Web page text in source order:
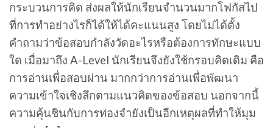
กระบวนการคิด ส่งผลให้นักเรียนจำนวนมากโฟกัสไป
ที่การทำอย่างไรก็ได้ให้ได้คะแนนสูง โดยไม่ได้ตั้ง
คำถามว่าข้อสอบกำลังวัดอะไรหรือต้องการทักษะแบบ
ใด เมื่อมาถึง A-Level นักเรียนจึงยังใช้กรอบคิดเดิม คือ
การอ่านเพื่อสอบผ่าน มากกว่าการอ่านเพื่อพัฒนา
ความเข้าใจเชิงลึกตามแนวคิดของข้อสอบ นอกจากนี้
ความคุ้นชินกับการท่องจำยังเป็นอีกเหตุผลที่ทำให้มุม